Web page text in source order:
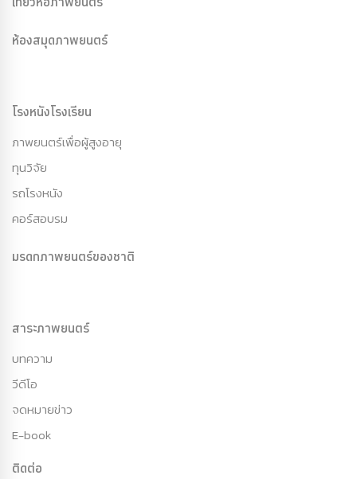
ห้องสมุดภาพยนตร์
โรงหนังโรงเรียน
ภาพยนตร์เพื่อผู้สูงอายุ
ทุนวิจัย
รถโรงหนัง
คอร์สอบรม
มรดกภาพยนตร์ของชาติ
สาระภาพยนตร์
บทความ
วีดีโอ
จดหมายข่าว
E-book
ติดต่อ